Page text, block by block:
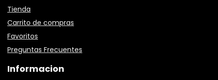
Tienda
Carrito de compras
Favoritos
Preguntas Frecuentes
Informacion